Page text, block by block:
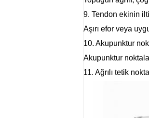
9. Tendon ekinin
Aşırı efor veya
10. Akupunktur
Akupunktur
11. Ağrılı tetik